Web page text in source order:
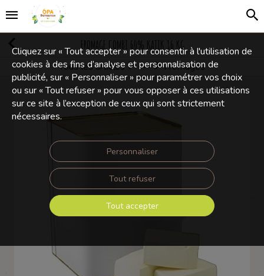
FROMAGE COMBI 60% KATIK 16 KG
Tous les articles
Produits frais
Fromages
Touchez pour zoomer
Cliquez sur « Tout accepter » pour consentir à l'utilisation de
cookies à des fins d’analyse et personnalisation de
publicité, sur « Personnaliser » pour paramétrer vos choix
ou sur « Tout refuser » pour vous opposer à ces utilisations
sur ce site à l’exception de ceux qui sont strictement
nécessaires.
Personnaliser
Tout refuser
Tout accepter